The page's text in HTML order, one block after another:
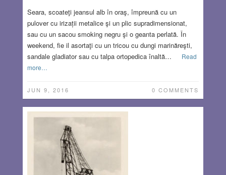
Seara, scoateţi jeansul alb în oraş, împreună cu un
pulover cu irizații metalice şi un plic supradimensionat,
sau cu un sacou smoking negru şi o geanta perlată. În
weekend, fie il asortaţi cu un tricou cu dungi marinăreşti,
sandale gladiator sau cu talpa ortopedica înaltă…
Read
more…
JUN 9, 2016 0 COMMENTS